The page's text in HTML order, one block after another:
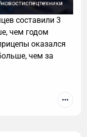
составили 3
чем годом
оказался
чем за